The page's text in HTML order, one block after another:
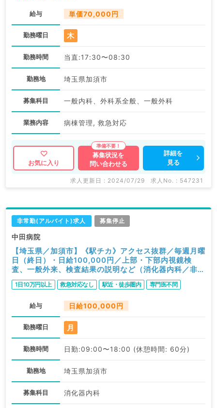
給与 単価70,000円
勤務曜日 木
勤務時間 当直:17:30〜08:30
勤務地 埼玉県加須市
募集科目 一般内科、外科系全般、一般外科
業務内容 病棟管理, 救急対応
お気に入り
募集状況を
問い合わせる
詳細を
見る
求人更新日 : 2024/07/29 求人No. : 547231
非常勤(アルバイト)求人 募集停止
中田病院
【埼玉県／加須市】《駅チカ》アクセス抜群／毎週月曜
日（終日）・日給100,000円／上部・下部内視鏡検
査、一般外来、検査結果の説明など（消化器内科／非常
勤）
1日10万円以上 救急対応なし 駅近・徒歩圏内 専門医不問
給与 日給100,000円
勤務曜日 月
勤務時間 日勤:09:00〜18:00 (休憩時間: 60分)
勤務地 埼玉県加須市
募集科目 消化器内科